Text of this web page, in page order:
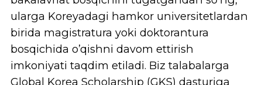
Hwashin Korea Universitetiga xush
kelibsiz!
HKU | Rektor so'zi
Siz bosh qahramonsiz!!!